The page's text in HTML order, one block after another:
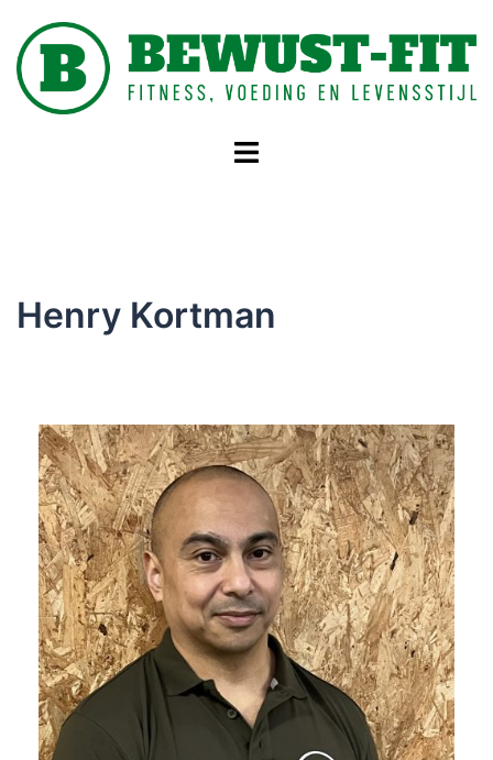
Henry Kortman